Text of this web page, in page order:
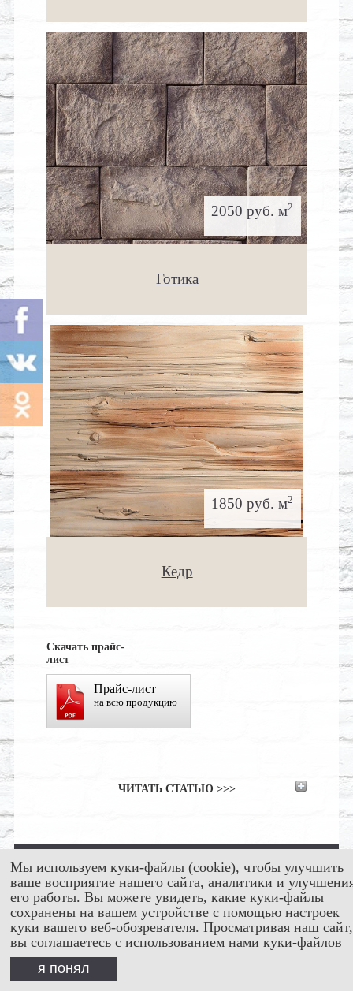
2050 руб. м2
Готика
1850 руб. м2
Кедр
Скачать прайс-
лист
Прайс-лист
на всю продукцию
ЧИТАТЬ СТАТЬЮ >>>
Главная
О компании
Каталог продукции
Прайс-лист
Мы используем куки-файлы (cookie), чтобы улучшить
ваше восприятие нашего сайта, аналитики и
его работы. Вы можете увидеть, какие куки-файлы
сохранены на вашем устройстве с помощью настроек
куки вашего веб-обозревателя. Просматривая наш сайт,
высоглашаетесь с использованием нами куки-файлов
я понял